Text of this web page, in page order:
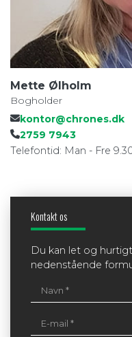
Mette Ølholm
Bogholder
kontor@chrones.dk
2759 7943
Telefontid: Man - Fre
Kontakt os
Du kan let og
nedenstående